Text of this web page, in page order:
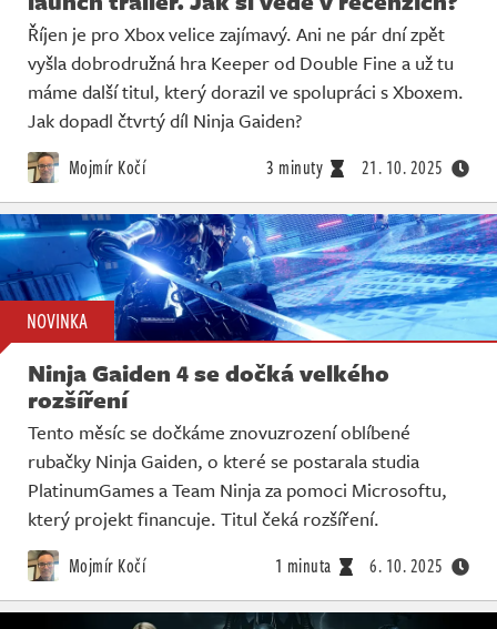
Říjen je pro Xbox velice zajímavý. Ani ne pár dní zpět
vyšla dobrodružná hra Keeper od Double Fine a už tu
máme další titul, který dorazil ve spolupráci s Xboxem.
Jak dopadl čtvrtý díl Ninja Gaiden?
Mojmír Kočí 3 minuty 21. 10. 2025
NOVINKA
Ninja Gaiden 4 se dočká velkého
rozšíření
Tento měsíc se dočkáme znovuzrození oblíbené
rubačky Ninja Gaiden, o které se postarala studia
PlatinumGames a Team Ninja za pomoci Microsoftu,
který projekt financuje. Titul čeká rozšíření.
Mojmír Kočí 1 minuta 6. 10. 2025